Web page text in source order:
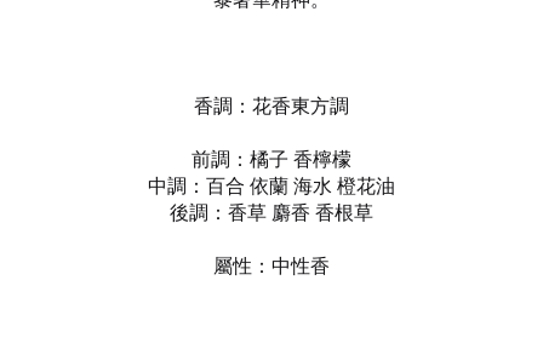
香調：花香東方調
前調：橘子 香檸檬
中調：百合 依蘭 海水 橙花油
後調：香草 麝香 香根草
屬性：中性香